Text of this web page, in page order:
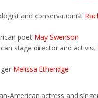
and conservationist
poet May Swenson
stage director and activist
Melissa Etheridge
American actress and